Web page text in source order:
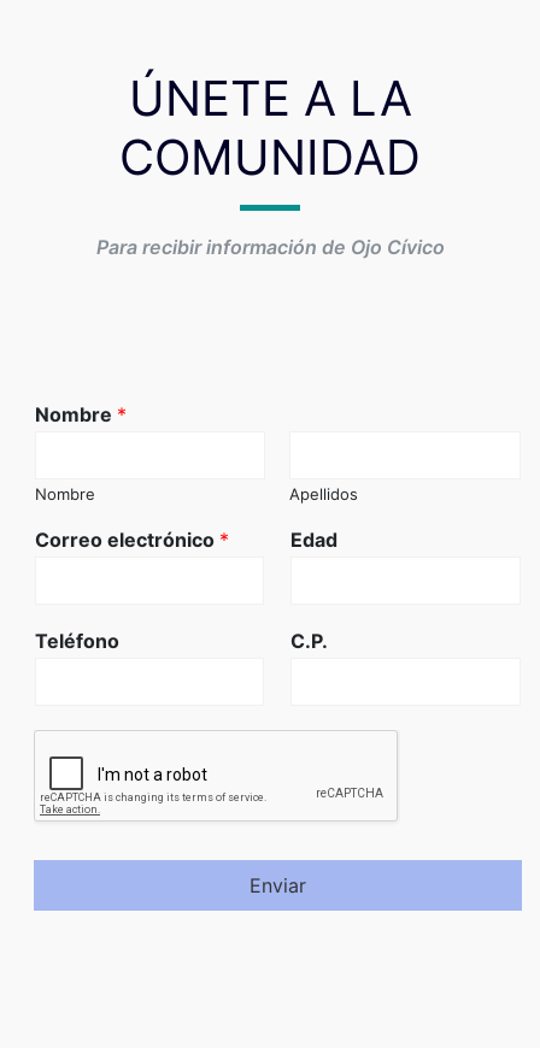
ÚNETE A LA
COMUNIDAD
Para recibir información de Ojo Cívico
Nombre *
Nombre Apellidos
Correo electrónico * Edad
Teléfono C.P.
Enviar